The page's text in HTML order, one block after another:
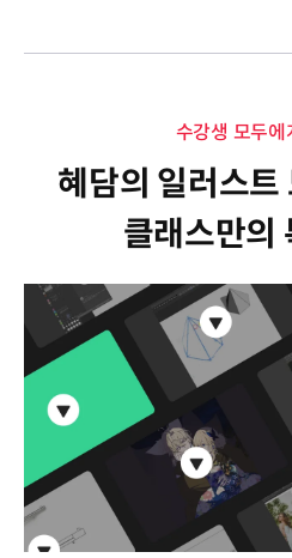
수강생 모두에
혜담의 일러스트
클래스만의